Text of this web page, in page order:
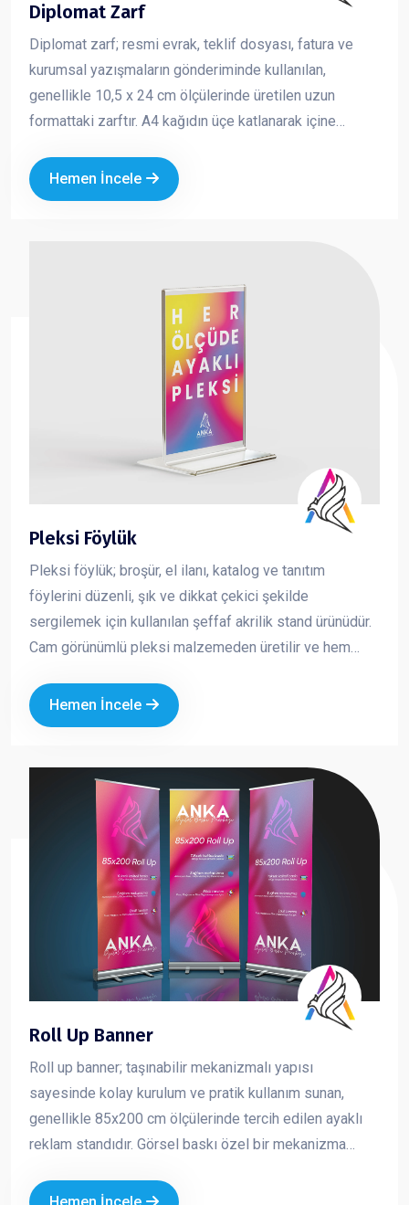
Diplomat Zarf
Diplomat zarf; resmi evrak, teklif dosyası, fatura ve
kurumsal yazışmaların gönderiminde kullanılan,
genellikle 10,5 x 24 cm ölçülerinde üretilen uzun
formattaki zarftır. A4 kağıdın üçe katlanarak içine
dünyasında en çok tercih edilen zarf türlerinden biridir.
Kurumsal logo ve iletişim bilgileriyle baskılı olarak
Hemen İncele
Pleksi Föylük
Pleksi föylük; broşür, el ilanı, katalog ve tanıtım
föylerini düzenli, şık ve dikkat çekici şekilde
sergilemek için kullanılan şeffaf akrilik stand ürünüdür.
Cam görünümlü pleksi malzemeden üretilir ve hem
bulunan baskının net şekilde görünmesini sağlayarak
tanıtım materyallerinizin daha profesyonel durmasını
müşteriye güven veren bir sunum yapmak için en çok
tercih edilen masaüstü tanıtım ürünlerinden biridir.
Hemen İncele
Roll Up Banner
Roll up banner; taşınabilir mekanizmalı yapısı
sayesinde kolay kurulum ve pratik kullanım sunan,
genellikle 85x200 cm ölçülerinde tercih edilen ayaklı
reklam standıdır. Görsel baskı özel bir mekanizma
çekilerek sabitlenir. Toplanmak istendiğinde ise tekrar